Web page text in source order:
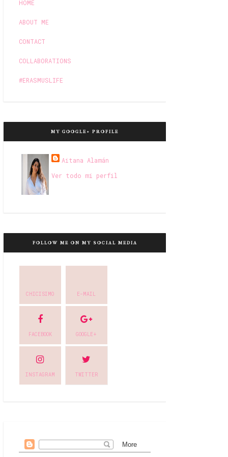
HOME
ABOUT ME
CONTACT
COLLABORATIONS
#ERASMUSLIFE
MY GOOGLE+ PROFILE
Aitana Alamán
Ver todo mi perfil
FOLLOW ME ON MY SOCIAL MEDIA
CHICISIMO E-MAIL
FACEBOOK GOOGLE+
INSTAGRAM TWITTER